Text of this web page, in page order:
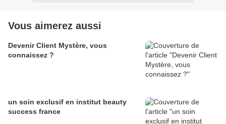
Vous aimerez aussi
Devenir Client Mystère, vous
connaissez ?
un soin exclusif en institut beauty
success france